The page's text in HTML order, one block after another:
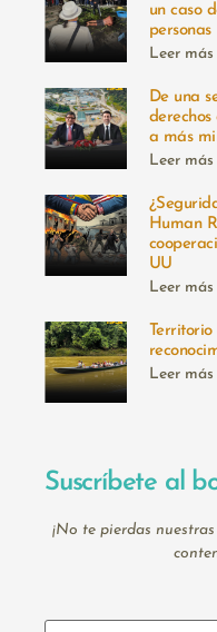
un caso
personas
Leer
De una
a más
Leer
Human
UU
Leer
Leer
Suscríbete al
¡No te pierdas